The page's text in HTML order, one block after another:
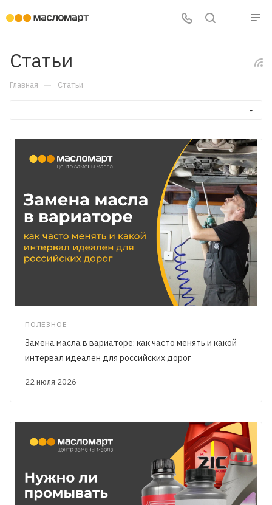
Статьи
Главная — Статьи
ПОЛЕЗНОЕ
22 июля 2026
Замена масла в вариаторе: как часто менять и какой
интервал идеален для российских дорог